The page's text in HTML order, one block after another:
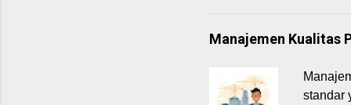
Mari
yang
Manajemen Kualitas
standar